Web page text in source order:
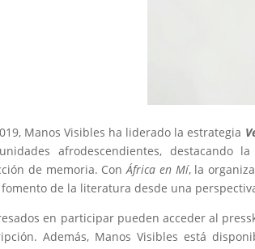
Manos Visibles ha liderado la estrategia
afrodescendientes,
de memoria. ConÁfrica en Mí, la
de la literatura desde una
en participar pueden acceder al
Además, Manos Visibles está